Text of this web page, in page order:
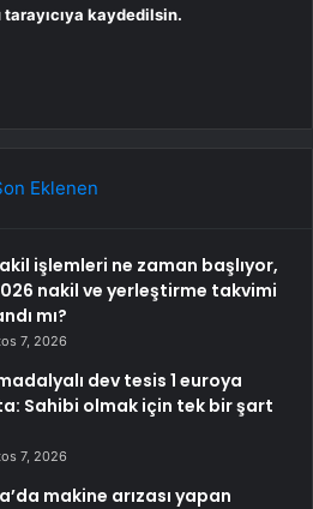
kaydedilsin.
Eklenen
işlemleri ne zaman başlıyor,
nakil ve yerleştirme takvimi
mı?
7, 2026
dev tesis 1 euroya
Sahibi olmak için tek bir şart
7, 2026
makine arızası yapan